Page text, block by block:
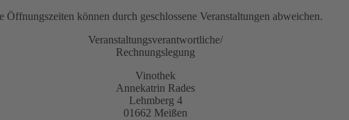
Öffnungszeiten können durch geschlossene Veranstaltungen abweichen.
Veranstaltungsverantwortliche/
Rechnungslegung
Vinothek
Annekatrin Rades
Lehmberg 4
01662 Meißen